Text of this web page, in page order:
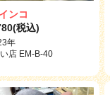
ンコ
税込)
年
店 EM-B-40